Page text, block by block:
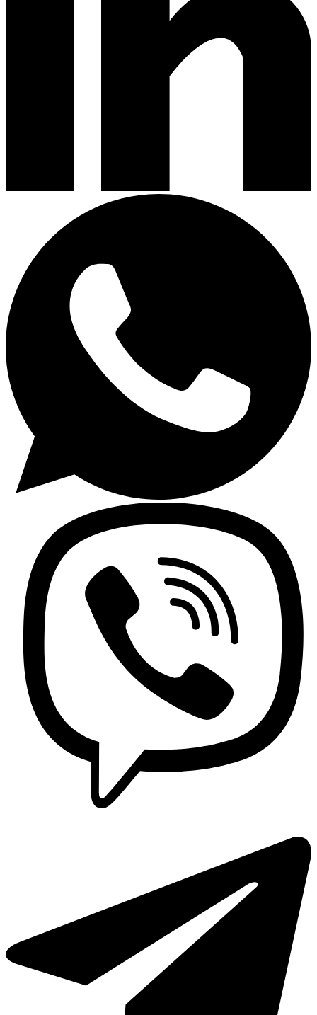
Campanas de Cocina
Lavaplatos y Accesorios